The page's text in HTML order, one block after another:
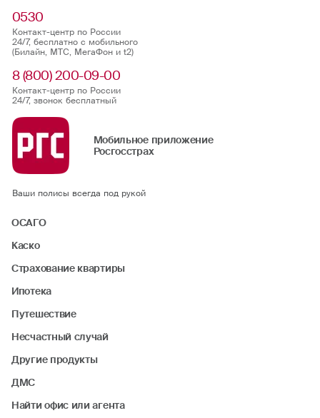
0530
Контакт-центр по России
24/7, бесплатно с мобильного
(Билайн, МТС, МегаФон и t2)
8 (800) 200-09-00
Контакт-центр по России
24/7, звонок бесплатный
Мобильное приложение
Росгосстрах
Ваши полисы всегда под рукой
ОСАГО
Каско
Страхование квартиры
Ипотека
Путешествие
Несчастный случай
Другие продукты
ДМС
Найти офис или агента